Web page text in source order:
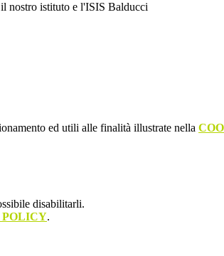
nostro istituto e l'ISIS Balducci
ed utili alle finalità illustrate nella
disabilitarli.
POLICY.